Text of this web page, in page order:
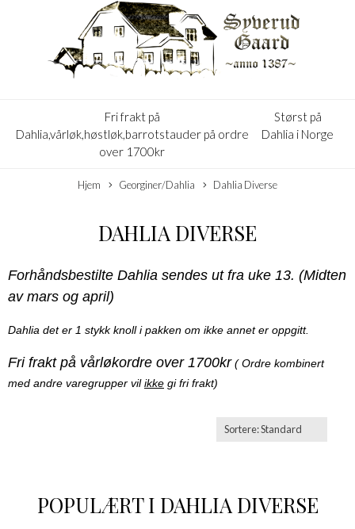
Fri frakt på
Dahlia,vårløk,høstløk,barrotstauder på ordre
over 1700kr
Størst på
Dahlia i Norge
Hjem Georginer/Dahlia Dahlia Diverse
DAHLIA DIVERSE
Forhåndsbestilte Dahlia sendes ut fra uke 13. (Midten
av mars og april)
Dahlia det er 1 stykk knoll i pakken om ikke annet er oppgitt.
Fri frakt på vårløkordre over 1700kr ( Ordre kombinert
med andre varegrupper vilikke gi fri frakt)
POPULÆRT I DAHLIA DIVERSE